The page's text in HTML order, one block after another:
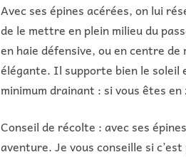
Avec ses épines acérées, on lui
de le mettre en plein milieu du
en haie défensive, ou en centre
élégante. Il supporte bien le soleil
minimum drainant : si vous êtes
Conseil de récolte : avec ses
aventure. Je vous conseille si